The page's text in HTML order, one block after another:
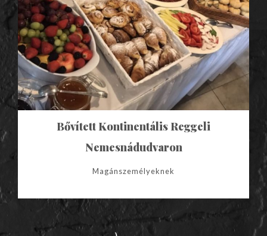
Bővített Kontinentális Reggeli
Nemesnádudvaron
Magánszemélyeknek